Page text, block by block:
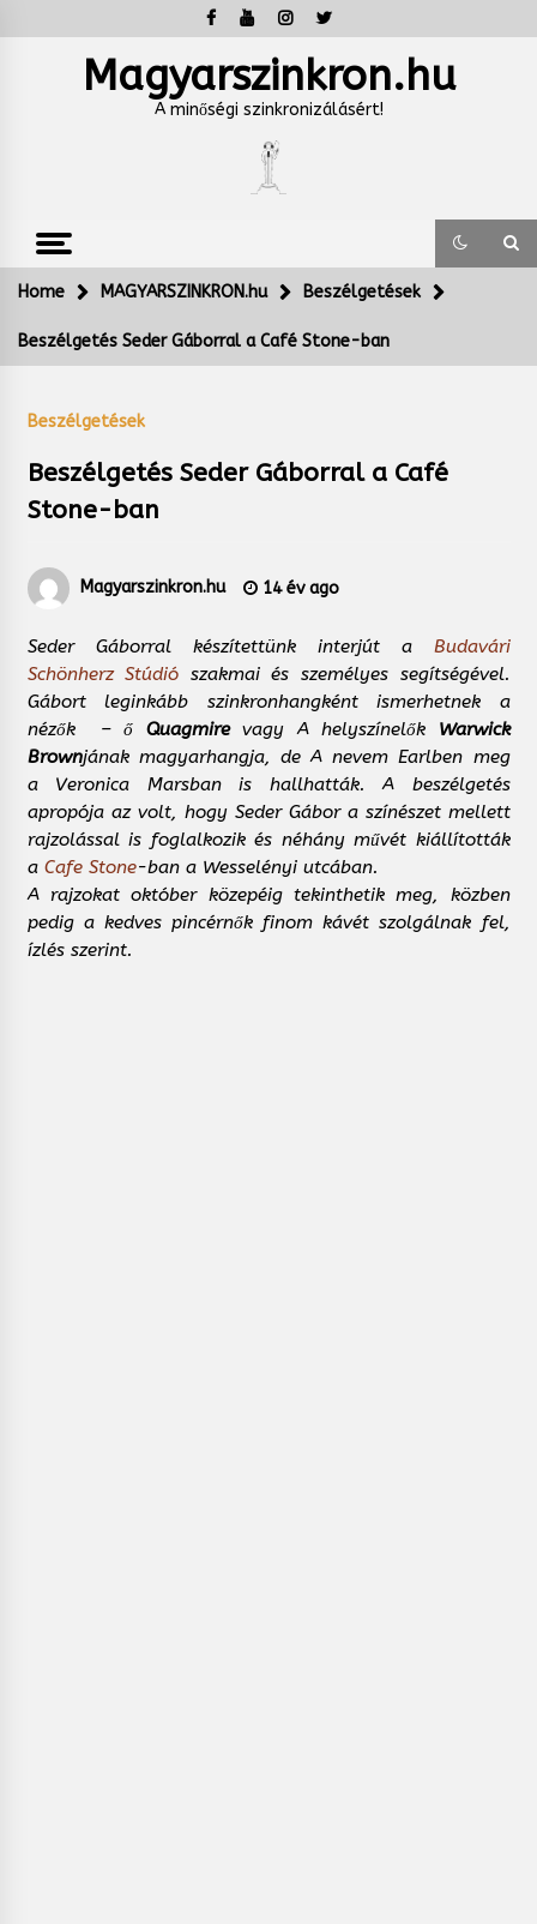
to
Magyarszinkron.hu
A minőségi szinkronizálásért!
Home MAGYARSZINKRON.hu Beszélgetések
Beszélgetés Seder Gáborral a Café Stone-ban
Beszélgetések
Beszélgetés Seder Gáborral a Café
Stone-ban
Magyarszinkron.hu 14 év ago
Seder Gáborral készítettünk interjút a Budavári
Schönherz Stúdió szakmai és személyes segítségével.
Gábort leginkább szinkronhangként ismerhetnek a
nézők – ő Quagmire vagyA helyszínelők
Warwick
Brownjának magyarhangja, deA nevem Earlben meg
a Veronica Marsbanis hallhatták. A beszélgetés
apropója az volt, hogy Seder Gábor a színészet mellett
rajzolással is foglalkozik és néhány művét kiállították
a Cafe Stone-ban a Wesselényi utcában.
A rajzokat október közepéig tekinthetik meg, közben
pedig a kedves pincérnők finom kávét szolgálnak fel,
ízlés szerint.